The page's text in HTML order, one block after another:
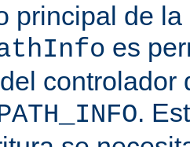
principal de la
es
controlador
.